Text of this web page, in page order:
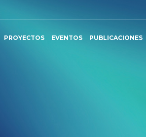
PROYECTOS EVENTOS PUBLICACIONES